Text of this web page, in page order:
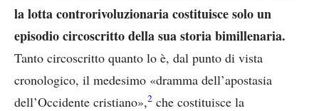
la lotta controrivoluzionaria costituisce solo un
episodio circoscritto della sua storia bimillenaria.
Tanto circoscritto quanto lo è, dal punto di vista
cronologico, il medesimo «dramma dell’apostasia
dell’Occidente cristiano»,2 che costituisce la